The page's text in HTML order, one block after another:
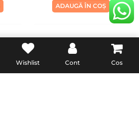
ADAUGĂ ÎN COȘ
Wishlist Cont Cos